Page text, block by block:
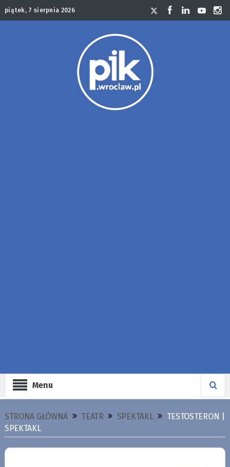
piątek, 7 sierpnia 2026
Menu
STRONA GŁÓWNA TEATR SPEKTAKL
TESTOSTERON |
SPEKTAKL